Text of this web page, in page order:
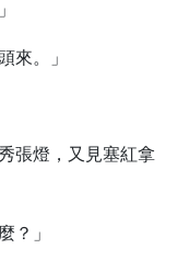
來。」
張燈，又見塞紅拿
？」